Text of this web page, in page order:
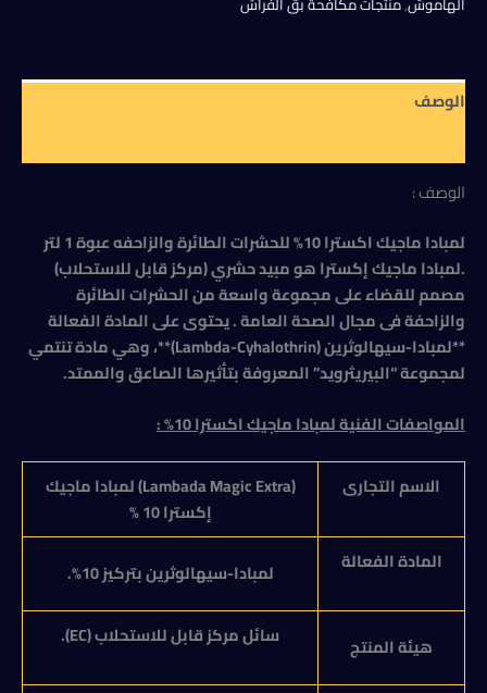
والزاحفه
لتر
الوصف
الوصف :
لمبادا ماجيك اكسترا 10% للحشرات الطائرة والزاحفه عبوة 1 لتر
.لمبادا ماجيك إكسترا هو مبيد حشري (مركز قابل للاستحلاب)
مصمم للقضاء على مجموعة واسعة من الحشرات الطائرة
والزاحفة فى مجال الصحة العامة . يحتوى على المادة الفعالة
**لمبادا-سيهالوثرين (Lambda-Cyhalothrin)**، وهي مادة تنتمي
لمجموعة “البيريثرويد” المعروفة بتأثيرها الصاعق والممتد.
المواصفات الفنية لمبادا ماجيك اكسترا 10%
:
الاسم التجارى (
Lambada Magic Extra) لمبادا ماجيك
إكسترا 10 %
المادة الفعالة
لمبادا-سيهالوثرين بتركيز 10%.
هيئة المنتج سائل مركز قابل للاستحلاب (EC
).